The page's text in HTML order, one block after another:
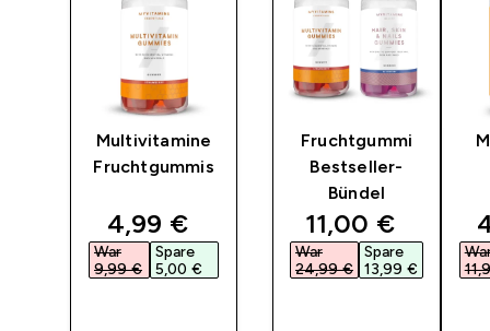
Multivitamine
Fruchtgummis
discounted price
4,99 €‎
War
9,99 €‎
Spare
5,00 €‎
Fruchtgummi
Bestseller-
Bündel
discounted
11,00 €‎
War
24,99 €‎
Spare
13,99 €‎